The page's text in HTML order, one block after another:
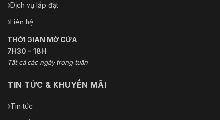
Dịch vụ lắp đặt
Liên hệ
THỜI GIAN MỞ CỬA
7H30 - 18H
Tất cả các ngày trong tuần
TIN TỨC & KHUYẾN MÃI
Tin tức